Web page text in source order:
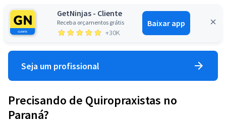
GetNinjas - Cliente
Receba orçamentos grátis
+30K
Baixar app
Entrar
Seja um profissional
Precisando de Quiropraxistas no
Paraná?